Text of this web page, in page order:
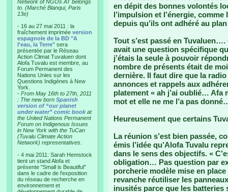
Network of NGOs AT belongs
to. (Marché Blanqui, Paris
13e)
- 16 au 27 mai 2011 : la
fraîchement imprimée version
espagnole de la BD "A
l'eau, la Terre" sera
présentée par le Réseau
Action Climat Tuvaluen dont
Alofa Tuvalu est membre, au
Forum Permanent des
Nations Unies sur les
Questions Indigènes à New
York.
- From May 16th to 27th, 2011
: The new born Spanish
version of “our planet
under water” comic book at
the United Nations Permanent
Forum on Indigenous Issues
in New York with the TuCan
(Tuvalu Climate Action
Network) representatives.
- 4 mai 2011: Sarah Hemstock
tient un stand Alofa et
présente "Small is Beautiful"
dans le cadre de l'exposition
du réseau de recherche en
environnement et
en dépit des bonnes volontés
l’impulsion et l’énergie,
depuis qu’ils ont adhéré au
Tout s’est passé en
avait une question spécifique
j’étais la seule à pouvoir
nombre de présents était de
dernière. Il faut dire que la
annonces et rappels aux
platement « ah j’ai oublié… Afa
mot et elle ne me l’a pas
Heureusement que certains
La réunion s’est bien passée,
émis l’idée qu’Alofa Tuvalu
dans le sens des objectifs. «
obligation… Pas question par
porcherie modèle mise en
revanche réutiliser les
inusités parce que les batteries